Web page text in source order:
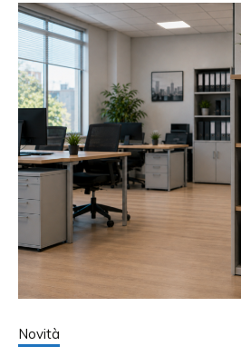
Novità